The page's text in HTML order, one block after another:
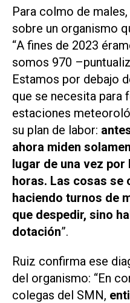
Para colmo de
sobre un organismo
“A fines de 2023
somos 970
Estamos por debajo
que se necesita para
estaciones
su plan de labor:
ahora miden
lugar de una vez
horas. Las cosas se
haciendo turnos de
que despedir, sino
dotación”.
Ruiz confirma ese
del organismo: “En
colegas del SMN,